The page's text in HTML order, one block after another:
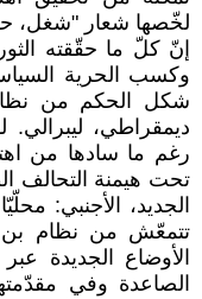
لخّصها شعار "شغل،
إنّ كلّ ما حقّقته
وكسب الحرية
شكل الحكم من
ديمقراطي، ليبرالي.
رغم ما سادها من
تحت هيمنة التحالف
الجديد، الأجنبي:
تتمعّش من نظام بن
الأوضاع الجديدة
الصاعدة وفي